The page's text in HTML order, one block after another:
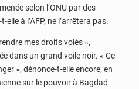
selon l’ONU par des
à l’AFP, ne l’arrêtera pas.
mes droits volés »,
dans un grand voile noir. « Ce
», dénonce-t-elle encore, en
sur le pouvoir à Bagdad